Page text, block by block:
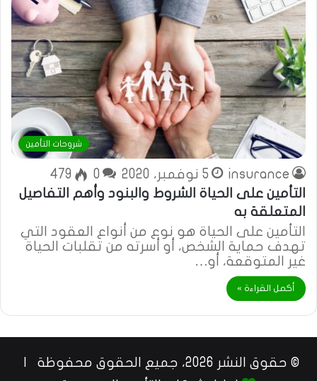
شروحات التأمين
insurance 5 نوفمبر، 2020 0
479
التأمين على الحياة الشروط والبنود وأهم التفاصيل
المتعلقة به
التأمين على الحياة هو نوع من أنواع العقود التي
تهدف حماية الشخص، أو أسرته من تقلبات الحياة
غير المتوقعة، أو…
أكمل القراءة »
© حقوق النشر 2026، جميع الحقوق محفوظة |